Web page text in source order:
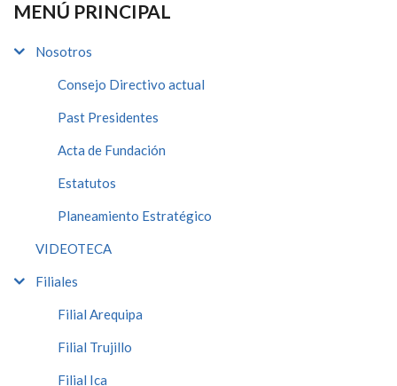
MENÚ PRINCIPAL
Nosotros
Consejo Directivo actual
Past Presidentes
Acta de Fundación
Estatutos
Planeamiento Estratégico
VIDEOTECA
Filiales
Filial Arequipa
Filial Trujillo
Filial Ica